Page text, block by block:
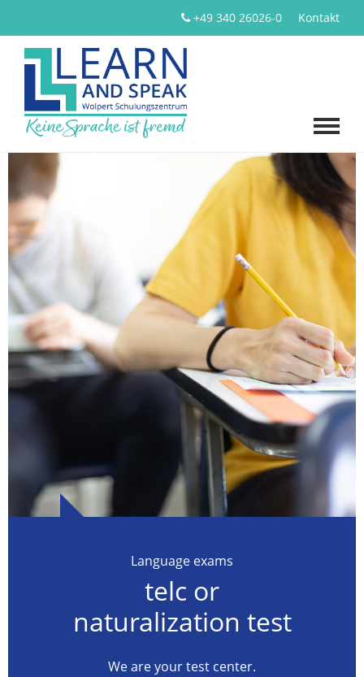
+49 340 26026-0 Kontakt
Language exams
telc or
naturalization test
We are your test center.